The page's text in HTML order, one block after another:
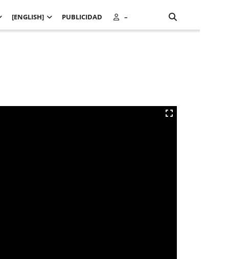
[ENGLISH] PUBLICIDAD –